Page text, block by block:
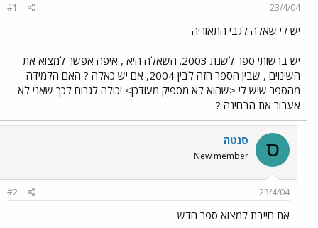
ש
א
ר
ך
23/4/04
#1
יש לי שאלה לגבי התאוריה
יש ברשותי ספר לשנת 2003. השאלה היא , איפה אפשר למצוא את
השינוים , שבין הספר הזה לבין 2004, אם יש כאלה ? האם הלמידה
מהספר שיש לי <שהוא לא מספיק מעודכן> יכולה לגרום לכך שאני לא
אעבור את הבחינה ?
ס סנטה
New member
23/4/04
#2
את חייבת למצוא ספר חדש